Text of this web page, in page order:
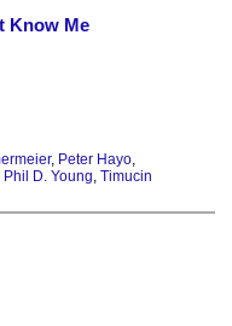
Know Me
, Peter Hayo,
Phil D. Young, Timucin